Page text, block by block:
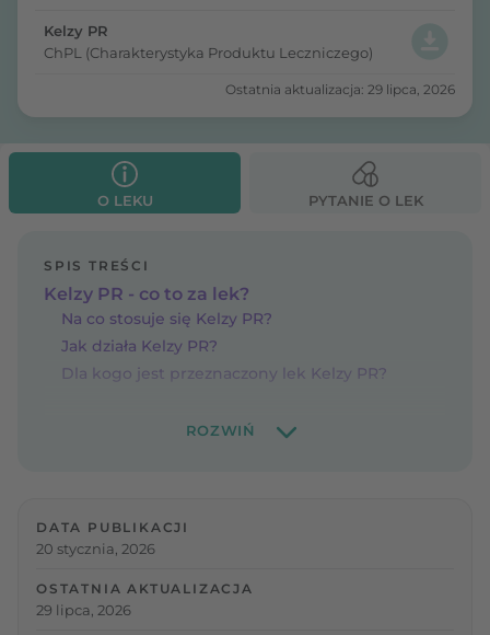
Kelzy PR
ChPL (Charakterystyka Produktu Leczniczego)
Ostatnia aktualizacja: 29 lipca, 2026
O LEKU PYTANIE O LEK
SPIS TREŚCI
Kelzy PR - co to za lek?
Na co stosuje się Kelzy PR?
Jak działa Kelzy PR?
Dla kogo jest przeznaczony lek Kelzy PR?
DATA PUBLIKACJI
20 stycznia, 2026
OSTATNIA AKTUALIZACJA
29 lipca, 2026